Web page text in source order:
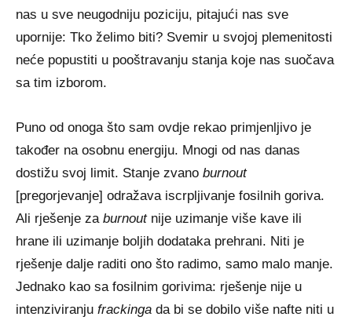
nas u sve neugodniju poziciju, pitajući nas sve
upornije: Tko želimo biti? Svemir u svojoj plemenitosti
neće popustiti u pooštravanju stanja koje nas suočava
sa tim izborom.
Puno od onoga što sam ovdje rekao primjenljivo je
također na osobnu energiju. Mnogi od nas danas
dostižu svoj limit. Stanje zvano burnout
[pregorjevanje] odražava iscrpljivanje fosilnih goriva.
Ali rješenje za burnoutnije uzimanje više kave ili
hrane ili uzimanje boljih dodataka prehrani. Niti je
rješenje dalje raditi ono što radimo, samo malo manje.
Jednako kao sa fosilnim gorivima: rješenje nije u
intenziviranju frackinga da bi se dobilo više nafte niti u